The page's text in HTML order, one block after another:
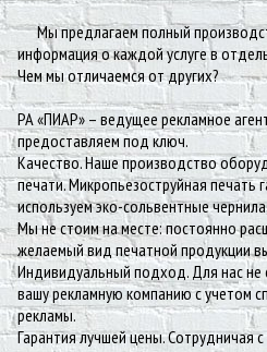
Мы предлагаем полный
информация о каждой услуге в
Чем мы отличаемся от других?
РА «ПИАР» – ведущее рекламное
предоставляем под ключ.
Качество. Наше производство
печати. Микропьезоструйная
используем эко-сольвентные
Мы не стоим на месте: постоянно
желаемый вид печатной продукции
Индивидуальный подход. Для нас не
вашу рекламную компанию с учетом
рекламы.
Гарантия лучшей цены. Сотрудничая